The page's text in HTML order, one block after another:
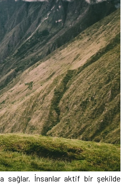
sağlar. İnsanlar aktif bir şekilde